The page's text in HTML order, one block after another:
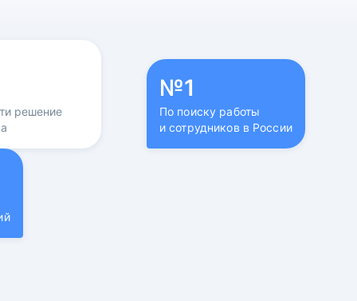
решение
№1
По поиску работы
и сотрудников в России